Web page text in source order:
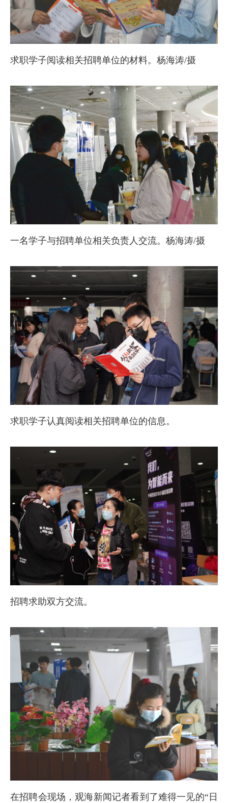
求职学子阅读相关招聘单位的材料。杨海涛/摄
一名学子与招聘单位相关负责人交流。杨海涛/摄
求职学子认真阅读相关招聘单位的信息。
招聘求助双方交流。
在招聘会现场，观海新闻记者看到了难得一见的“日